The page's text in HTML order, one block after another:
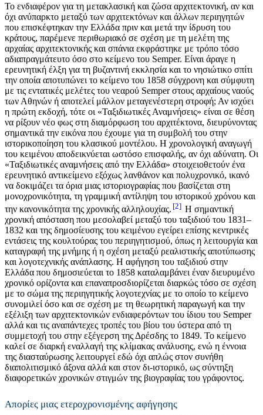
To ενδιαφέρον για τη μετακλασική και ζώσα αρχιτεκτονική, αν και
όχι ανύπαρκτο μεταξύ των αρχιτεκτόνων και άλλων περιηγητών
που επισκέφτηκαν την Ελλάδα πριν και μετά την ίδρυση του
κράτους, παρέμενε περιθωριακό σε σχέση με τη μελέτη της
αρχαίας αρχιτεκτονικής και σπάνια εκφράστηκε με τρόπο τόσο
αδιαπραγμάτευτο όσο στο κείμενο του Semper. Είναι άραγε η
ερευνητική έλξη για τη βυζαντινή εκκλησία και το νησιώτικο σπίτι
την οποία αποτυπώνει το κείμενο του 1858 σύγχρονη και σύμφυτη
με τις εντατικές μελέτες του νεαρού Semper στους αρχαίους ναούς
των Αθηνών ή αποτελεί μάλλον μεταγενέστερη στροφή; Αν ισχύει
η πρώτη εκδοχή, τότε οι «Ταξιδιωτικές Αναμνήσεις» είναι σε θέση
να ρίξουν νέο φως στη διαμόρφωση του αρχιτέκτονα, διευρύνοντας
σημαντικά την εικόνα που έχουμε για τη συμβολή του στην
ιστορικοποίηση του κλασικού μοντέλου. Η χρονολογική αναγωγή
του κειμένου αποδεικνύεται ωστόσο επισφαλής, αν όχι αδύνατη. Οι
«Ταξιδιωτικές αναμνήσεις από την Ελλάδα» στοιχειοθετούν ένα
ερευνητικό αντικείμενο εξόχως λανθάνον και πολυχρονικό, ικανό
να δοκιμάζει τα όρια μιας ιστοριογραφίας που βασίζεται στη
μονοχρονικότητα, τη γραμμική αντίληψη του ιστορικού χρόνου και
την κανονικότητα της χρονικής αλληλουχίας. 2
Η σημαντική
χρονική απόσταση που μεσολαβεί μεταξύ του ταξιδιού του 1831–
1832 και της δημοσίευσης του κειμένου εγείρει επίσης κεντρικές
εντάσεις της κουλτούρας του περιηγητισμού, όπως η λειτουργία και
καταγραφή της μνήμης ή η σχέση μεταξύ ρεαλιστικής αποτύπωσης
και λογοτεχνικής ανάπλασης. Η αφήγηση του ταξιδιού στην
Ελλάδα που δημοσιεύεται το 1858 καταλαμβάνει έναν διευρυμένο
χρονικό ορίζοντα και επαναπροσδιορίζεται διαρκώς τόσο σε σχέση
με το σώμα της περιηγητικής λογοτεχνίας με το οποίο το κείμενο
συνομιλεί όσο και σε σχέση με τη θεωρητική παραγωγή και την
εξέλιξη των αρχιτεκτονικών ενδιαφερόντων του ίδιου του Semper
αλλά και τις αναπάντεχες τροπές του βίου του ύστερα από τη
συμμετοχή του στην εξέγερση της Δρέσδης το 1849. Το κείμενο
καλεί σε διαρκή εναλλαγή της κλίμακας ανάλυσης, ενώ η έννοια
της διασταύρωσης λειτουργεί εδώ όχι απλώς στον συνήθη
διαπολιτισμικό άξονα αλλά και στον δι-ιστορικό, ως σύντηξη
διαφορετικών χρονικών στιγμών της βιογραφίας του γράφοντος.
Απορίες μιας ετεροχρονισμένης αφήγησης